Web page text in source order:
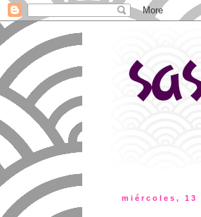
miércoles, 13